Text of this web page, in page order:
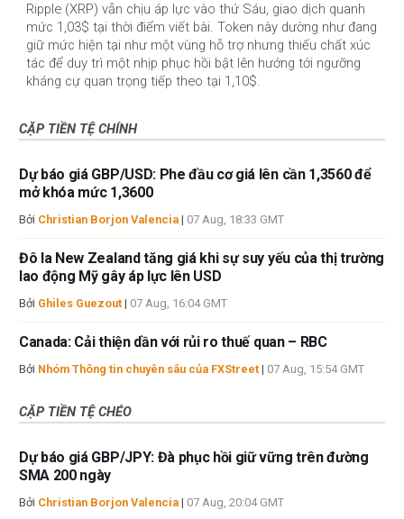
Ripple (XRP) vẫn chịu áp lực vào thứ Sáu, giao dịch quanh
mức 1,03$ tại thời điểm viết bài. Token này dường như đang
giữ mức hiện tại như một vùng hỗ trợ nhưng thiếu chất xúc
tác để duy trì một nhịp phục hồi bật lên hướng tới ngưỡng
kháng cự quan trọng tiếp theo tại 1,10$.
CẶP TIỀN TỆ CHÍNH
Dự báo giá GBP/USD: Phe đầu cơ giá lên cần 1,3560 để
mở khóa mức 1,3600
Bởi Christian Borjon Valencia | 07 Aug, 18:33 GMT
Đô la New Zealand tăng giá khi sự suy yếu của thị trường
lao động Mỹ gây áp lực lên USD
Bởi Ghiles Guezout | 07 Aug, 16:04 GMT
Canada: Cải thiện dần với rủi ro thuế quan – RBC
Bởi Nhóm Thông tin chuyên sâu của FXStreet | 07 Aug, 15:54 GMT
CẶP TIỀN TỆ CHÉO
Dự báo giá GBP/JPY: Đà phục hồi giữ vững trên đường
SMA 200 ngày
Bởi Christian Borjon Valencia | 07 Aug, 20:04 GMT